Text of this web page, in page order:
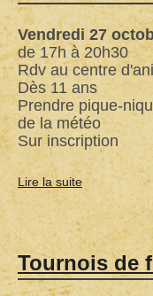
Vendredi 27
de 17h à 20h30
Rdv au centre
Dès 11 ans
Prendre pique-
de la météo
Sur inscription
Lire la suitede
Histoires
d'horreur
dans
la
forêt
Tournois de